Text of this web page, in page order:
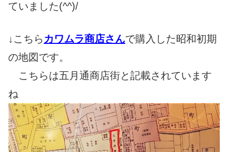
ていました(^^)/
↓こちら カワムラ商店さんで購入した昭和初期
の地図です。
こちらは五月通商店街と記載されています
ね